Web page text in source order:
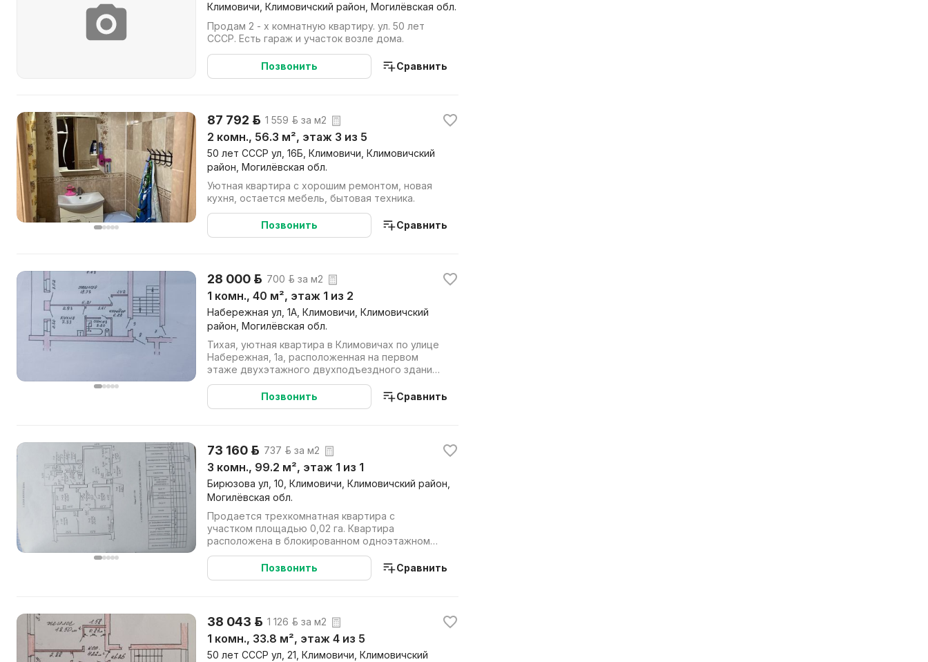
Климовичи, Климовичский район, Могилёвская обл.
Продам 2 - х комнатную квартиру. ул. 50 лет
СССР. Есть гараж и участок возле дома.
Позвонить Сравнить
87 792 р. 1 559 р. за м2
2 комн., 56.3 м², этаж 3 из 5
50 лет СССР ул, 16Б, Климовичи, Климовичский
район, Могилёвская обл.
Уютная квартира с хорошим ремонтом, новая
кухня, остается мебель, бытовая техника.
Позвонить Сравнить
28 000 р. 700 р. за м2
1 комн., 40 м², этаж 1 из 2
Набережная ул, 1А, Климовичи, Климовичский
район, Могилёвская обл.
Тихая, уютная квартира в Климовичах по улице
Набережная, 1а, расположенная на первом
этаже двухэтажного двухподъездного здания
(на лестничной площадке...
Позвонить
Сравнить
73 160 р. 737 р. за м2
3 комн., 99.2 м², этаж 1 из 1
Бирюзова ул, 10, Климовичи, Климовичский район,
Могилёвская обл.
Продается трехкомнатная квартира с
участком площадью 0,02 га. Квартира
расположена в блокированном одноэтажном
двухквартирном доме. ...
Позвонить
Сравнить
38 043 р. 1 126 р. за м2
1 комн., 33.8 м², этаж 4 из 5
50 лет СССР ул, 21, Климовичи, Климовичский